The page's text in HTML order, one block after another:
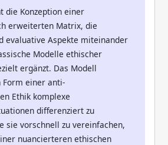
die Konzeption einer
erweiterten Matrix, die
evaluative Aspekte miteinander
Modelle ethischer
ergänzt. Das Modell
einer anti-
Ethik komplexe
differenziert zu
sie vorschnell zu vereinfachen,
nuancierteren ethischen